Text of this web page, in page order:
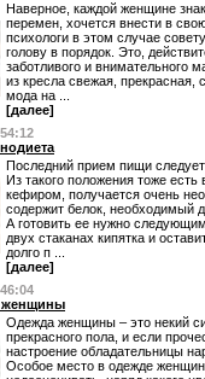
Наверное, каждой женщине
перемен, хочется внести в
психологи в этом случае
голову в порядок. Это,
заботливого и внимательного
из кресла свежая, прекрасная,
мода на ...
[далее]
Последний прием пищи
Из такого положения тоже
кефиром, получается очень
содержит белок, необходимый
А готовить ее нужно
двух стаканах кипятка и
долго п ...
[далее]
женщины
Одежда женщины – это некий
прекрасного пола, и если
настроение обладательницы
Особое место в одежде